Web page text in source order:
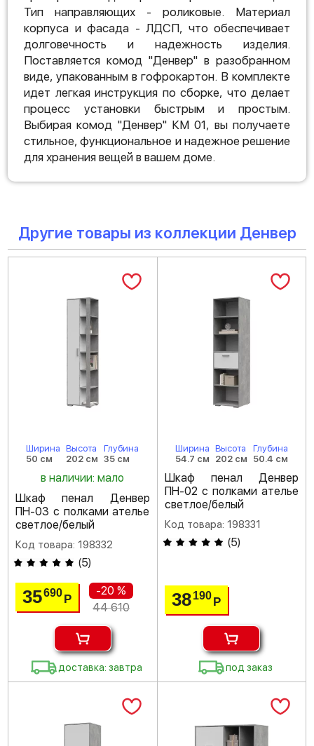
Тип направляющих - роликовые. Материал
корпуса и фасада - ЛДСП, что обеспечивает
долговечность и надежность изделия.
Поставляется комод "Денвер" в разобранном
виде, упакованным в гофрокартон. В комплекте
идет легкая инструкция по сборке, что делает
процесс установки быстрым и простым.
Выбирая комод "Денвер" КМ 01, вы получаете
стильное, функциональное и надежное решение
для хранения вещей в вашем доме.
Другие товары из коллекции Денвер
Ширина
50 см
Высота
202 см
Глубина
35 см
в наличии: мало
Шкаф пенал Денвер
ПН-03 с полками ателье
светлое/белый
Код товара: 198332
(5)
35690Р
-20 %
44 610
доставка: завтра
Ширина
54.7 см
Высота
202 см
Глубина
50.4 см
Шкаф пенал Денвер
ПН-02 с полками ателье
светлое/белый
Код товара: 198331
(5)
38 190 Р
под заказ